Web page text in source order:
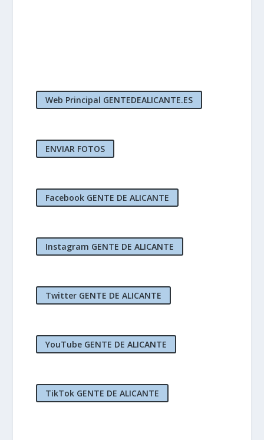
Web Principal GENTEDEALICANTE.ES
ENVIAR FOTOS
Facebook GENTE DE ALICANTE
Instagram GENTE DE ALICANTE
Twitter GENTE DE ALICANTE
YouTube GENTE DE ALICANTE
TikTok GENTE DE ALICANTE